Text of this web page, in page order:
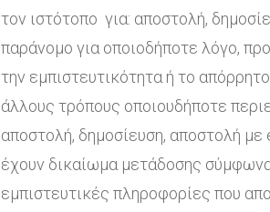
τον ιστότοπο για: αποστολή,
παράνομο για οποιοδήποτε λόγο,
την εμπιστευτικότητα ή το
άλλους τρόπους οποιουδήποτε
αποστολή, δημοσίευση, αποστολή
έχουν δικαίωμα μετάδοσης
εμπιστευτικές πληροφορίες που